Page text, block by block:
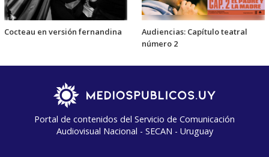
Cocteau en versión fernandina
Audiencias: Capítulo teatral
número 2
Portal de contenidos del Servicio de Comunicación
Audiovisual Nacional - SECAN - Uruguay